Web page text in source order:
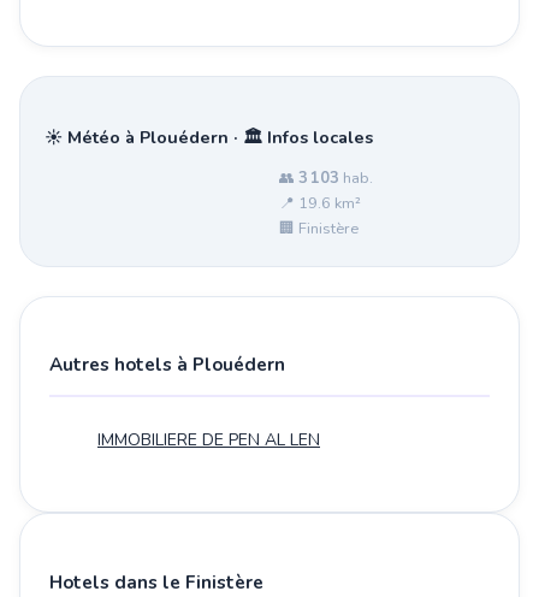
☀️ Météo à Plouédern · 🏛️ Infos locales
👥 3 103 hab.
📍 19.6 km²
🏢 Finistère
Autres hotels à Plouédern
IMMOBILIERE DE PEN AL LEN
Hotels dans le Finistère